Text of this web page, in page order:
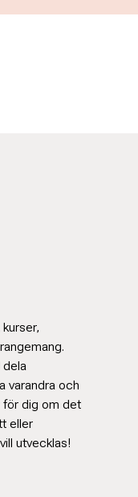
dela
varandra och
för dig om det
eller
utvecklas!